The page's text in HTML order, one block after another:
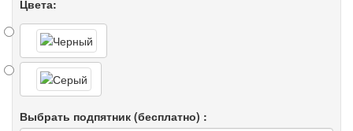
Цвета:
Выбрать подпятник (бесплатно) :